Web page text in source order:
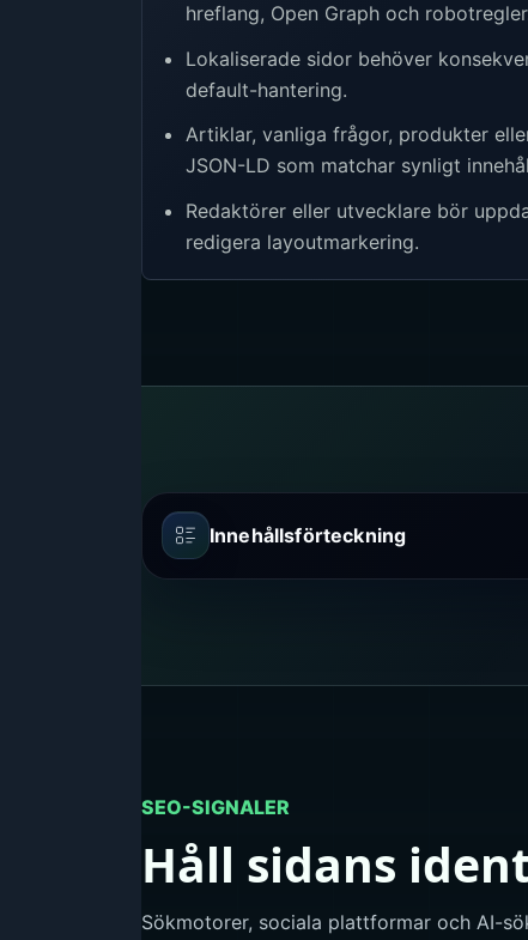
hreflang, Open Graph och
Lokaliserade sidor behöver
default-hantering.
Artiklar, vanliga frågor, produkter
JSON-LD som matchar synligt
Redaktörer eller utvecklare bör
redigera layoutmarkering.
Innehållsförteckning
SEO-SIGNALER
Håll sidans
Sökmotorer, sociala plattformar och AI-